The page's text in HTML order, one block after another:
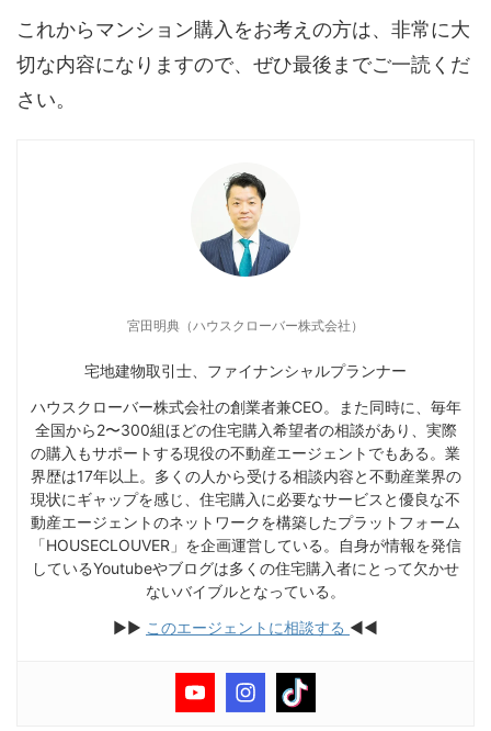
これからマンション購入をお考えの方は、非常に大
切な内容になりますので、ぜひ最後までご一読くだ
さい。
宮田明典（ハウスクローバー株式会社）
宅地建物取引士、ファイナンシャルプランナー
ハウスクローバー株式会社の創業者兼CEO。また同時に、毎年
全国から2〜300組ほどの住宅購入希望者の相談があり、実際
の購入もサポートする現役の不動産エージェントでもある。業
界歴は17年以上。多くの人から受ける相談内容と不動産業界の
現状にギャップを感じ、住宅購入に必要なサービスと優良な不
動産エージェントのネットワークを構築したプラットフォーム
「HOUSECLOUVER」を企画運営している。自身が情報を発信
しているYoutubeやブログは多くの住宅購入者にとって欠かせ
ないバイブルとなっている。
▶︎▶︎ このエージェントに相談する ◀︎◀︎